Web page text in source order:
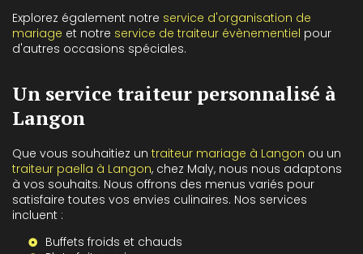
Explorez également notre service d'organisation de
mariage et notre service de traiteur évènementiel pour
d'autres occasions spéciales.
Un service traiteur personnalisé à
Langon
Que vous souhaitiez un traiteur mariage à Langon ou un
traiteur paella à Langon, chez Maly, nous nous adaptons
à vos souhaits. Nous offrons des menus variés pour
satisfaire toutes vos envies culinaires. Nos services
incluent :
Buffets froids et chauds